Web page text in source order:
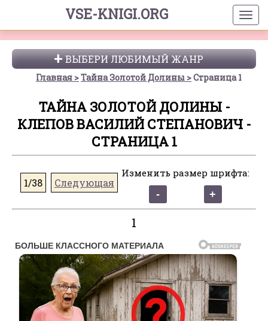
VSE-KNIGI.ORG
ВЫБЕРИ ЛЮБИМЫЙ ЖАНР
Главная Тайна Золотой Долины Страница 1
ТАЙНА ЗОЛОТОЙ ДОЛИНЫ -
КЛЕПОВ ВАСИЛИЙ СТЕПАНОВИЧ -
СТРАНИЦА 1
1/38 Следующая
Изменить размер шрифта:
1